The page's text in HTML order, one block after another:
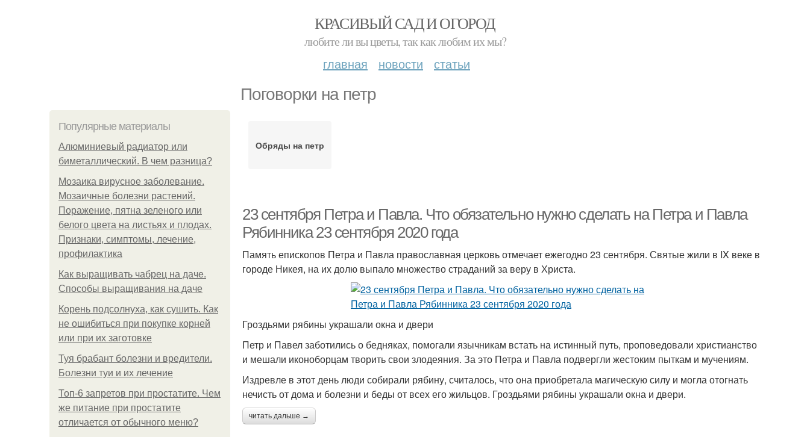
КРАСИВЫЙ САД И ОГОРОД
любите ли вы цветы, так как любим их мы?
главная новости статьи
Поговорки на петр
Популярные материалы
Алюминиевый радиатор или
биметаллический. В чем разница?
Мозаика вирусное заболевание.
Мозаичные болезни растений.
Поражение, пятна зеленого или
белого цвета на листьях и плодах.
Признаки, симптомы, лечение,
профилактика
Как выращивать чабрец на даче.
Способы выращивания на даче
Корень подсолнуха, как сушить. Как
не ошибиться при покупке корней
или при их заготовке
Туя брабант болезни и вредители.
Болезни туи и их лечение
Топ-6 запретов при простатите. Чем
же питание при простатите
отличается от обычного меню?
Обряды на петр
23 сентября Петра и Павла. Что обязательно нужно сделать на Петра и Павла
Рябинника 23 сентября 2020 года
Память епископов Петра и Павла православная церковь отмечает ежегодно 23 сентября. Святые жили в IX веке в
городе Никея, на их долю выпало множество страданий за веру в Христа.
Гроздьями рябины украшали окна и двери
Петр и Павел заботились о бедняках, помогали язычникам встать на истинный путь, проповедовали христианство
и мешали иконоборцам творить свои злодеяния. За это Петра и Павла подвергли жестоким пыткам и мучениям.
Издревле в этот день люди собирали рябину, считалось, что она приобретала магическую силу и могла отогнать
нечисть от дома и болезни и беды от всех его жильцов. Гроздьями рябины украшали окна и двери.
читать дальше →